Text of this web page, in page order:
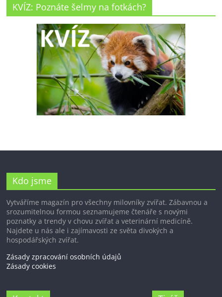
KVÍZ: Poznáte šelmy na fotkách?
Kdo jsme
Vytváříme magazín pro všechny milovníky zvířat. Zábavnou a
srozumitelnou formou seznamujeme čtenáře s novými
poznatky a trendy v chovu zvířat a veterinární medicíně.
Najdete u nás ale i zajímavosti ze světa divokých a
hospodářských zvířat.
Zásady zpracování osobních údajů
Zásady cookies